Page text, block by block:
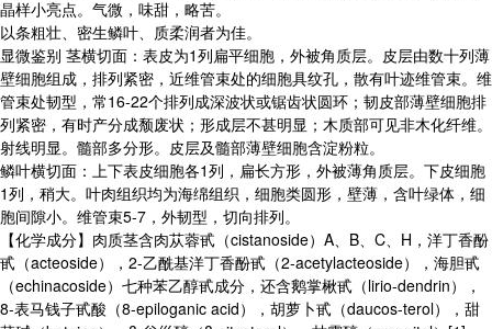
晶样小亮点。气微，味甜，略苦。
以条粗壮、密生鳞叶、质柔润者为佳。
显微鉴别 茎横切面：表皮为1列扁平细胞，外被角质层。皮层由数十列薄
壁细胞组成，排列紧密，近维管束处的细胞具纹孔，散有叶迹维管束。维
管束处韧型，常16-22个排列成深波状或锯齿状圆环；韧皮部薄壁细胞排
列紧密，有时产分成颓废状；形成层不甚明显；木质部可见非木化纤维。
射线明显。髓部多分形。皮层及髓部薄壁细胞含淀粉粒。
鳞叶横切面：上下表皮细胞各1列，扁长方形，外被薄角质层。下皮细胞
1列，稍大。叶肉组织均为海绵组织，细胞类圆形，壁薄，含叶绿体，细
胞间隙小。维管束5-7，外韧型，切向排列。
【化学成分】肉质茎含肉苁蓉甙（cistanoside）A、B、C、H，洋丁香酚
甙（acteoside），2-乙酰基洋丁香酚甙（2-acetylacteoside），海胆甙
（echinacoside）七种苯乙醇甙成分，还含鹅掌楸甙（lirio-dendrin），
8-表马钱子甙酸（8-epiloganic acid），胡萝卜甙（daucos-terol），甜